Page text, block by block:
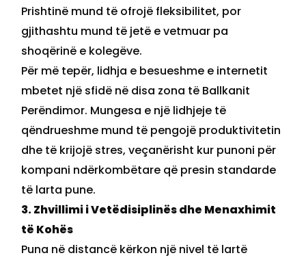
Prishtinë mund të ofrojë fleksibilitet, por
gjithashtu mund të jetë e vetmuar pa
shoqërinë e kolegëve.
Për më tepër, lidhja e besueshme e internetit
mbetet një sfidë në disa zona të Ballkanit
Perëndimor. Mungesa e një lidhjeje të
qëndrueshme mund të pengojë produktivitetin
dhe të krijojë stres, veçanërisht kur punoni për
kompani ndërkombëtare që presin standarde
të larta pune.
3. Zhvillimi i Vetëdisiplinës dhe Menaxhimit
të Kohës
Puna në distancë kërkon një nivel të lartë